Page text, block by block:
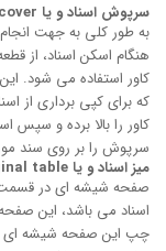
سرپوش اسناد و یا
به طور کلی به جهت
هنگام اسکن اسناد، از
کاور استفاده می شود.
که برای کپی برداری از
کاور را بالا برده و سپس
سرپوش را بر روی سند
میز اسناد و یا table
صفحه شیشه ای در قسمت
اسناد می باشد، این
چپ این صفحه شیشه ای